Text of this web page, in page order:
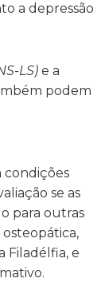
a depressão
LS)e a
podem
condições
se as
para outras
osteopática,
Filadélfia, e